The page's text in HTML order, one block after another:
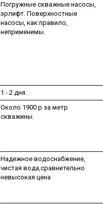
Погружные скважные насосы,
эрлифт. Поверхностные
насосы, как правило,
неприменимы.
1 - 2 дня.
Около 1900 р за метр
скважины.
Надежное водоснабжение,
чистая вода,сравнительно
невысокая цена